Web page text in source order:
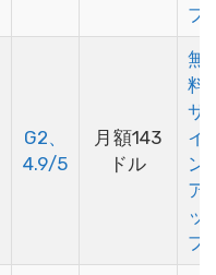
プ
G2、
4.9/5
月額143
ドル
無
料
サ
イ
ン
ア
ッ
プ